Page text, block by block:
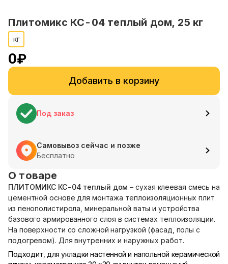
Плитомикс КС-04 теплый дом, 25 кг
кг
0₽
Добавить в корзину
Под заказ
Самовывоз сейчас и позже
Бесплатно
О товаре
ПЛИТОМИКС КС-04 теплый дом – сухая клеевая смесь на
цементной основе для монтажа теплоизоляционных плит
из пенополистирола, минеральной ваты и устройства
базового армированного слоя в системах теплоизоляции.
На поверхности со сложной нагрузкой (фасад, полы с
подогревом). Для внутренних и наружных работ.
Подходит, для укладки настенной и напольной керамической